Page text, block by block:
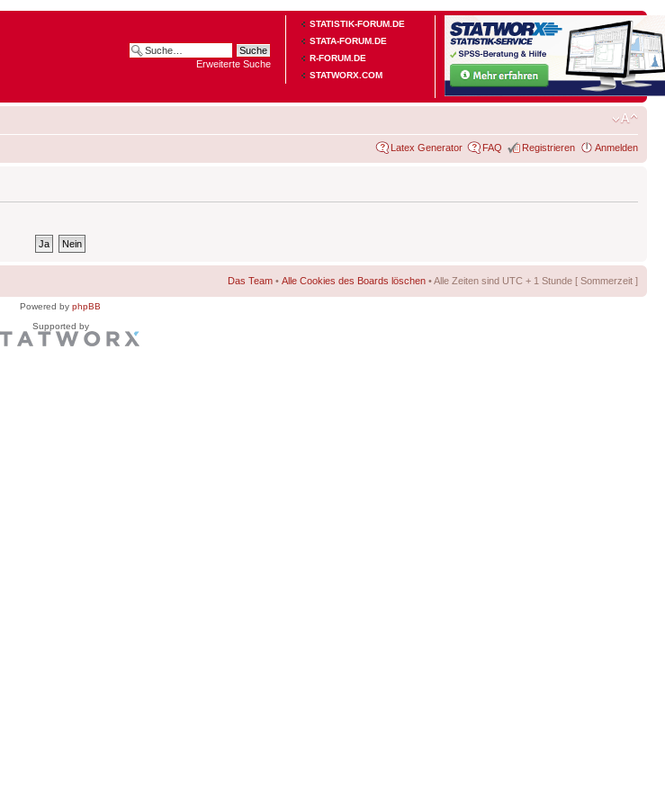
STATISTIK-FORUM.DE
STATA-FORUM.DE
R-FORUM.DE
STATWORX.COM
Erweiterte Suche
Latex Generator FAQ Registrieren Anmelden
Das Team • Alle Cookies des Boards löschen • Alle Zeiten sind UTC + 1 Stunde [ Sommerzeit ]
Powered by phpBB
Supported by